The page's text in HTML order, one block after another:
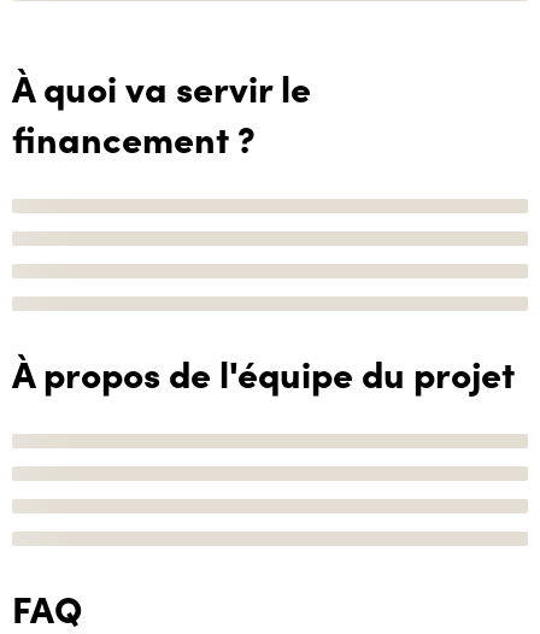
À quoi va servir le
financement ?
À propos de l'équipe du projet
FAQ